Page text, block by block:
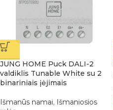
JUNG HOME Puck DALI-2
valdiklis Tunable White su 2
binariniais įėjimais
Išmanūs namai, Išmaniosios